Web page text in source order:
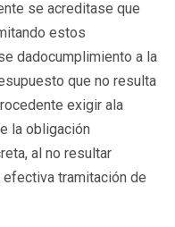
se acreditase que
estos
dadocumplimiento a la
que no resulta
exigir ala
la obligación
al no resultar
tramitación de